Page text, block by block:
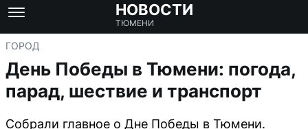
НОВОСТИ
ТЮМЕНИ
ГОРОД
День Победы в Тюмени: погода,
парад, шествие и транспорт
Собрали главное о Дне Победы в Тюмени.